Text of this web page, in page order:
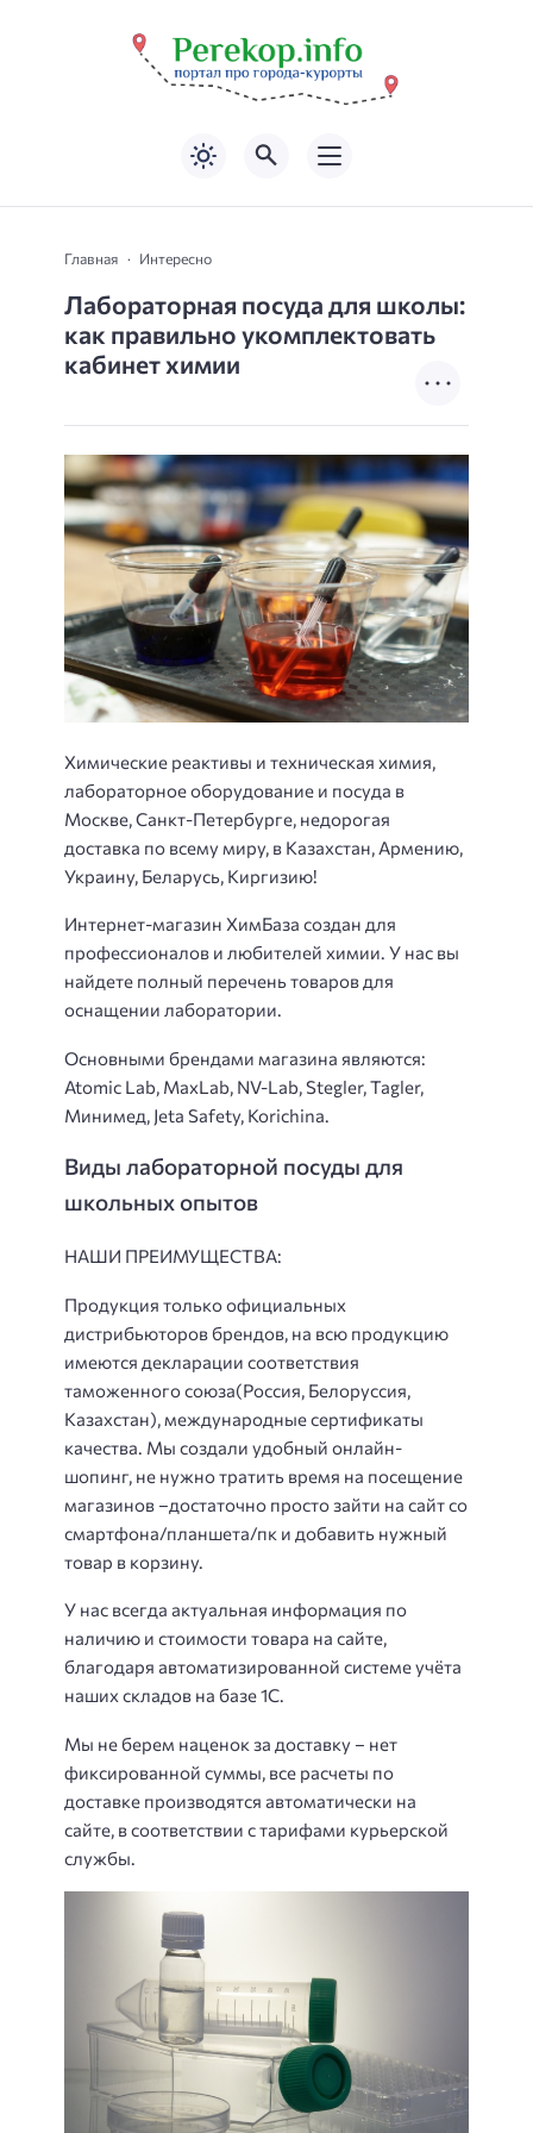
Главная Интересно
Лабораторная посуда для школы:
как правильно укомплектовать
кабинет химии
Химические реактивы и техническая химия,
лабораторное оборудование и посуда в
Москве, Санкт-Петербурге, недорогая
доставка по всему миру, в Казахстан, Армению,
Украину, Беларусь, Киргизию!
Интернет-магазин ХимБаза создан для
профессионалов и любителей химии. У нас вы
найдете полный перечень товаров для
оснащении лаборатории.
Основными брендами магазина являются:
Atomic Lab, MaxLab, NV-Lab, Stegler, Tagler,
Минимед, Jeta Safety, Korichina.
Виды лабораторной посуды для
школьных опытов
НАШИ ПРЕИМУЩЕСТВА:
Продукция только официальных
дистрибьюторов брендов, на всю продукцию
имеются декларации соответствия
таможенного союза(Россия, Белоруссия,
Казахстан), международные сертификаты
качества. Мы создали удобный онлайн-
шопинг, не нужно тратить время на посещение
магазинов –достаточно просто зайти на сайт со
смартфона/планшета/пк и добавить нужный
товар в корзину.
У нас всегда актуальная информация по
наличию и стоимости товара на сайте,
благодаря автоматизированной системе учёта
наших складов на базе 1С.
Мы не берем наценок за доставку – нет
фиксированной суммы, все расчеты по
доставке производятся автоматически на
сайте, в соответствии с тарифами курьерской
службы.